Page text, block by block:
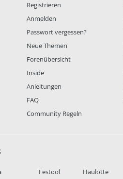
Registrieren
Anmelden
Passwort vergessen?
Neue Themen
Forenübersicht
Inside
Anleitungen
FAQ
Community Regeln
Festool
Haulotte